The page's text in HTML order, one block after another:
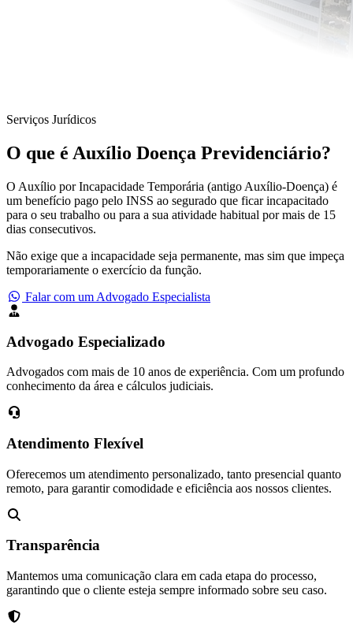
Serviços Jurídicos
O que é Auxílio Doença Previdenciário?
O Auxílio por Incapacidade Temporária (antigo Auxílio-Doença) é
um benefício pago pelo INSS ao segurado que ficar incapacitado
para o seu trabalho ou para a sua atividade habitual por mais de 15
dias consecutivos.
Não exige que a incapacidade seja permanente, mas sim que impeça
temporariamente o exercício da função.
Falar com um Advogado Especialista
Advogado Especializado
Advogados com mais de 10 anos de experiência. Com um profundo
conhecimento da área e cálculos judiciais.
Atendimento Flexível
Oferecemos um atendimento personalizado, tanto presencial quanto
remoto, para garantir comodidade e eficiência aos nossos clientes.
Transparência
Mantemos uma comunicação clara em cada etapa do processo,
garantindo que o cliente esteja sempre informado sobre seu caso.